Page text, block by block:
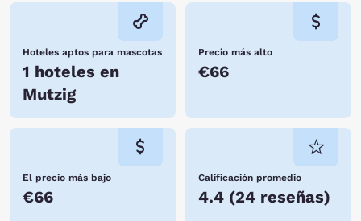
Hoteles aptos para mascotas
1 hoteles en
Mutzig
Precio más alto
€66
El precio más bajo
€66
Calificación promedio
4.4 (24 reseñas)